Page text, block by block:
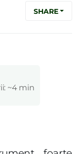
SHARE
~4 min